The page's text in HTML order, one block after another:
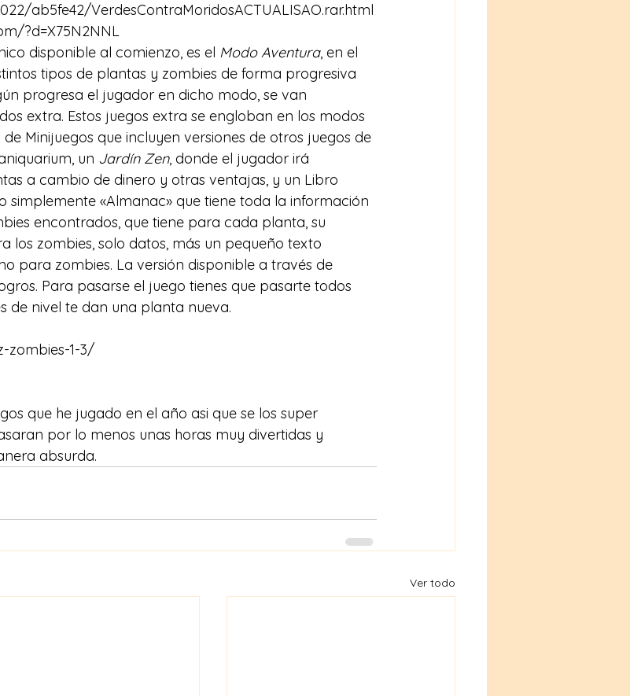
ab5fe42/VerdesContraMoridosACTUALISAO.rar.html
?d=X75N2NNL
disponible al comienzo, es el Modo Aventura, en el
tipos de plantas y zombies de forma progresiva
progresa el jugador en dicho modo, se van
extra. Estos juegos extra se engloban en los modos
de Minijuegos que incluyen versiones de otros juegos de
, un Jardín Zen, donde el jugador irá
a cambio de dinero y otras ventajas, y un Libro
simplemente «Almanac» que tiene toda la información
encontrados, que tiene para cada planta, su
los zombies, solo datos, más un pequeño texto
para zombies. La versión disponible a través de
Para pasarse el juego tienes que pasarte todos
de nivel te dan una planta nueva.
zombies-1-3/
por lo menos unas horas muy divertidas y
absurda.
Ver todo